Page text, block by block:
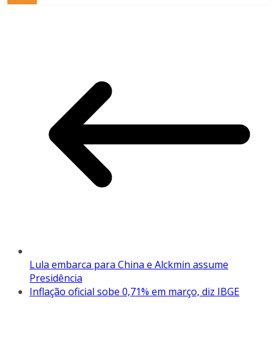
Lula embarca para China e Alckmin assume
Presidência
Inflação oficial sobe 0,71% em março, diz IBGE